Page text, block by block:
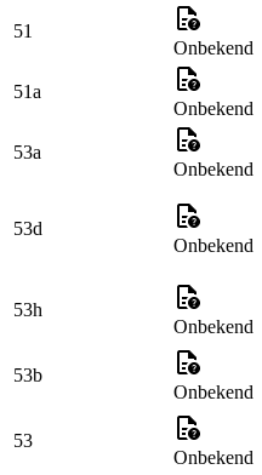
51
Onbekend
51a
Onbekend
53a
Onbekend
53d
Onbekend
53h
Onbekend
53b
Onbekend
53
Onbekend